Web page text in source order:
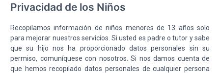
Privacidad de los Niños
Recopilamos información de niños menores de 13 años solo
para mejorar nuestros servicios. Si usted es padre o tutor y sabe
que su hijo nos ha proporcionado datos personales sin su
permiso, comuníquese con nosotros. Si nos damos cuenta de
que hemos recopilado datos personales de cualquier persona